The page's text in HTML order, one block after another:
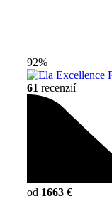
92%
61 recenzií
od 1663 €